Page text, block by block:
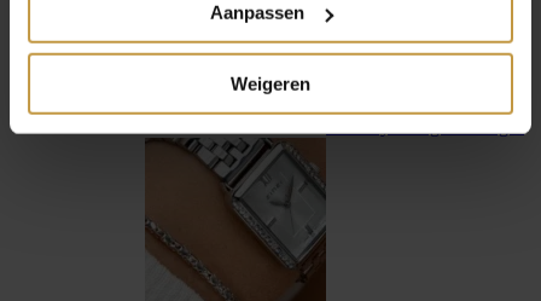
Aanpassen
Weigeren